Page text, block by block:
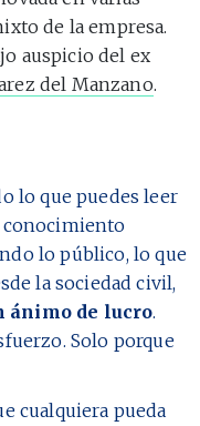
de la empresa.
auspicio del ex
del Manzano.
lo que puedes leer
conocimiento
lo público, lo que
la sociedad civil,
ánimo de lucro.
Solo porque
cualquiera pueda